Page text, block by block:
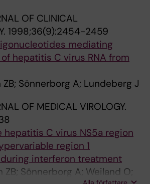
OF CLINICAL
1998;36(9):2454-2459
mediating
hepatitis C virus RNA from
ZB; Sönnerborg A; Lundeberg J
OF MEDICAL VIROLOGY.
hepatitis C virus NS5a region
region 1
interferon treatment
ZB; Sönnerborg A; Weiland O;